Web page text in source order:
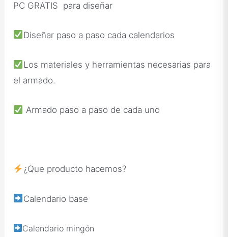
PC GRATIS para diseñar
Diseñar paso a paso cada calendarios
Los materiales y herramientas necesarias para
el armado.
Armado paso a paso de cada uno
¿Que producto hacemos?
Calendario base
Calendario mingón